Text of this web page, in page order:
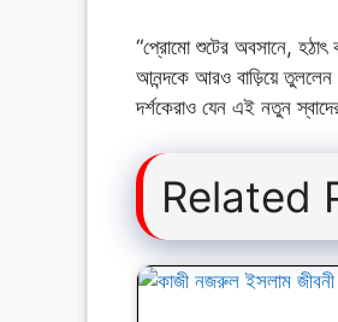
“প্রোমো শুটের অবসানে, হঠাৎ
আনন্দকে আরও বাড়িয়ে তুললেন।
দর্শকেরাও যেন এই নতুন
Related